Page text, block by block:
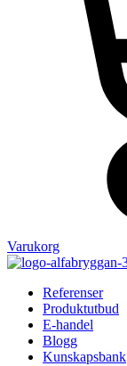
Varukorg
Referenser
Produktutbud
E-handel
Blogg
Kunskapsbank